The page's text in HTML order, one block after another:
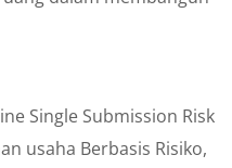
Single Submission Risk
usaha Berbasis Risiko,